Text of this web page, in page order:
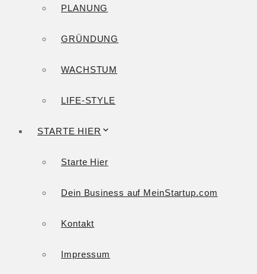
PLANUNG
GRÜNDUNG
WACHSTUM
LIFE-STYLE
STARTE HIER
Starte Hier
Dein Business auf MeinStartup.com
Kontakt
Impressum